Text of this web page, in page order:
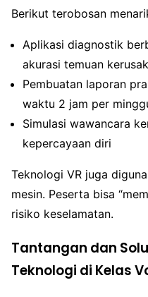
Berikut terobosan
Aplikasi diagnostik
akurasi temuan
Pembuatan laporan
waktu 2 jam per
Simulasi wawancara
kepercayaan diri
Teknologi VR juga
mesin. Peserta bisa
risiko keselamatan.
Tantangan dan
Teknologi di Kelas